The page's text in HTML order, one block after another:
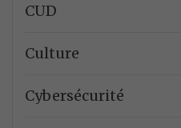
CUD
Culture
Cybersécurité